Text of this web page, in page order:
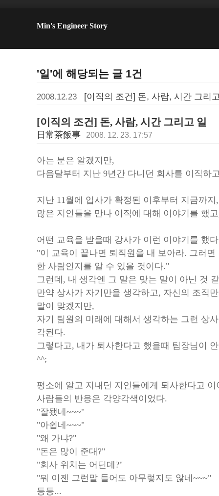
Min's Engineer Story
'일'에 해당되는 글 1건
2008.12.23 [이직의 조건] 돈, 사람, 시간 그리
[이직의 조건] 돈, 사람, 시간 그리고 일
日常茶飯事 2008. 12. 23. 17:57
아는 분은 알겠지만,
다음달부터 지난 9년간 다니던 회사를 이직하
지난 11월에 입사가 확정된 이후부터 지금까지,
많은 지인들을 만나 이직에 대해 이야기를 했
어떤 교육을 받을때 강사가 이런 이야기를 했
"이 교육이 끝나면 퇴직원을 내 보아라. 그러
한 사람인지를 알 수 있을 것이다."
그런데, 내 생각엔 그 말은 맞는 말이 아닌 것
만약 상사가 자기만을 생각하고, 자신의 조직
말이 맞겠지만,
자기 팀원의 미래에 대해서 생각하는 그런 상
각된다.
그렇다고, 내가 퇴사한다고 했을때 팀장님이
^^;
평소에 알고 지내던 지인들에게 퇴사한다고 이
사람들의 반응은 각양각색이었다.
"잘됐네~~~"
"아쉽네~~~"
"왜 가냐?"
"돈은 많이 준대?"
"회사 위치는 어딘데?"
"뭐 이젠 그런말 들어도 아무렇지도 않네~~~"
등등...